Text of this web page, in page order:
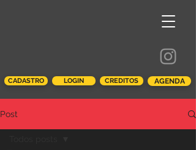
CADASTRO CREDITOS AGENDA
LOGIN
Post